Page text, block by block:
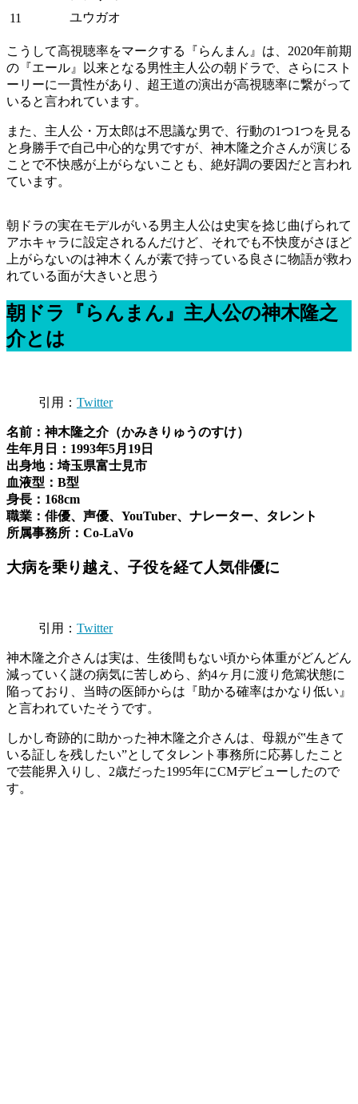
11
ユウガオ
こうして高視聴率をマークする『らんまん』は、2020年前期
の『エール』以来となる男性主人公の朝ドラで、さらにスト
ーリーに一貫性があり、超王道の演出が高視聴率に繋がって
いると言われています。
また、主人公・万太郎は不思議な男で、行動の1つ1つを見る
と身勝手で自己中心的な男ですが、神木隆之介さんが演じる
ことで不快感が上がらないことも、絶好調の要因だと言われ
ています。
朝ドラの実在モデルがいる男主人公は史実を捻じ曲げられて
アホキャラに設定されるんだけど、それでも不快度がさほど
上がらないのは神木くんが素で持っている良さに物語が救わ
れている面が大きいと思う
朝ドラ『らんまん』主人公の神木隆之
介とは
引用： Twitter
名前：神木隆之介（かみきりゅうのすけ）
生年月日：1993年5月19日
出身地：埼玉県富士見市
血液型：B型
身長：168cm
職業：俳優、声優、YouTuber、ナレーター、タレント
所属事務所：Co-LaVo
大病を乗り越え、子役を経て人気俳優に
引用： Twitter
神木隆之介さんは実は、生後間もない頃から体重がどんどん
減っていく謎の病気に苦しめら、約4ヶ月に渡り危篤状態に
陥っており、当時の医師からは『助かる確率はかなり低い』
と言われていたそうです。
しかし奇跡的に助かった神木隆之介さんは、母親が‟生きて
いる証しを残したい”としてタレント事務所に応募したこと
で芸能界入りし、2歳だった1995年にCMデビューしたので
す。